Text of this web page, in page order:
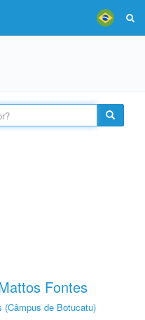
Fontes
de Botucatu)